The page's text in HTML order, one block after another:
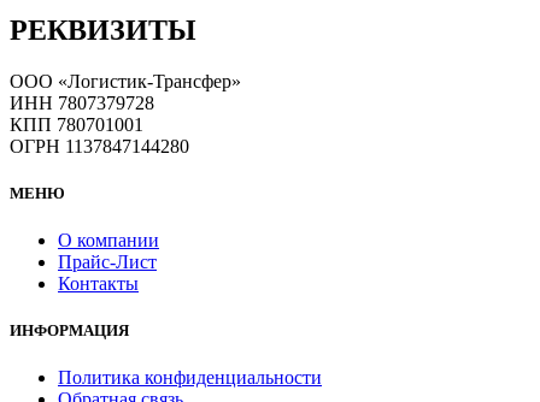
РЕКВИЗИТЫ
ООО «Логистик-Трансфер»
ИНН 7807379728
КПП 780701001
ОГРН 1137847144280
МЕНЮ
О компании
Прайс-Лист
Контакты
ИНФОРМАЦИЯ
Политика конфиденциальности